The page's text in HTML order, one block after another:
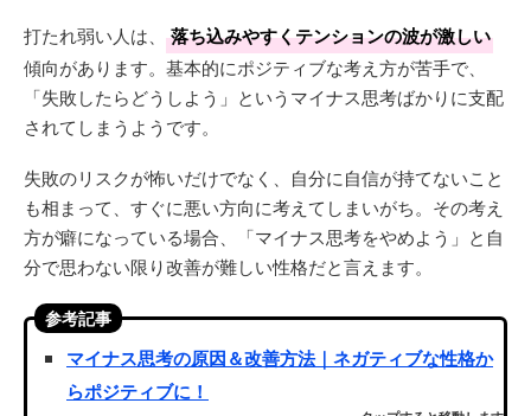
打たれ弱い人は、 落ち込みやすくテンションの波が激しい
傾向があります。基本的にポジティブな考え方が苦手で、
「失敗したらどうしよう」というマイナス思考ばかりに支配
されてしまうようです。
失敗のリスクが怖いだけでなく、自分に自信が持てないこと
も相まって、すぐに悪い方向に考えてしまいがち。その考え
方が癖になっている場合、「マイナス思考をやめよう」と自
分で思わない限り改善が難しい性格だと言えます。
参考記事
マイナス思考の原因＆改善方法｜ネガティブな性格か
らポジティブに！